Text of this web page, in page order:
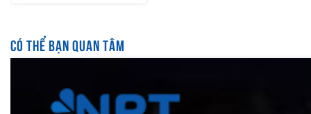
CÓ THỂ BẠN QUAN TÂM